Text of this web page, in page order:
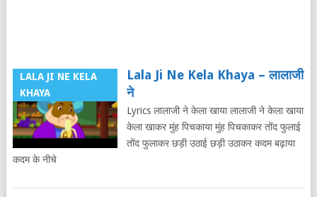
LALA JI NE KELA
KHAYA
Lala Ji Ne Kela Khaya – लालाजी
ने
Lyrics लालाजी ने केला खाया लालाजी ने केला खाया
केला खाकर मुंह पिचकाया मुंह पिचकाकर तोंद फुलाई
तोंद फुलाकर छड़ी उठाई छड़ी उठाकर कदम बढ़ाया
कदम के नीचे